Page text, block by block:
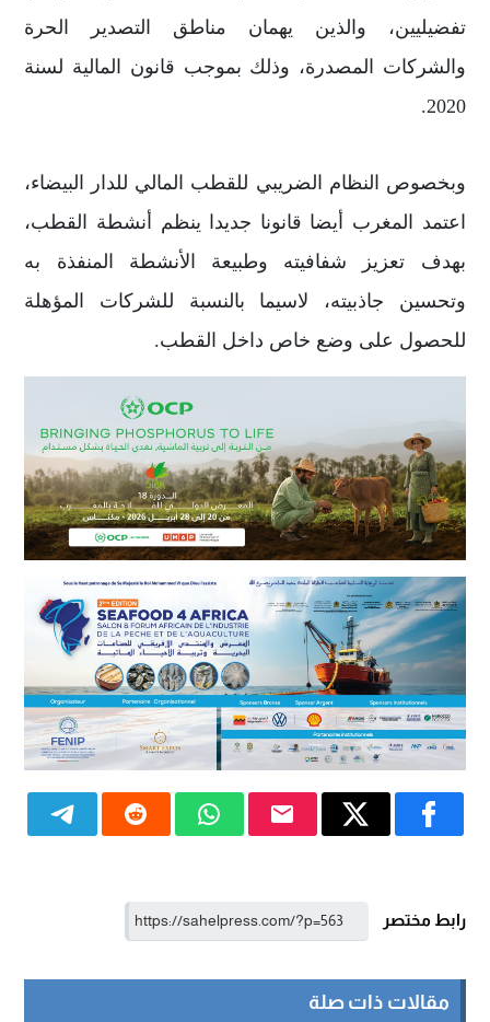
تفضيليين، والذين يهمان مناطق التصدير الحرة
والشركات المصدرة، وذلك بموجب قانون المالية لسنة
2020.
وبخصوص النظام الضريبي للقطب المالي للدار البيضاء،
اعتمد المغرب أيضا قانونا جديدا ينظم أنشطة القطب،
بهدف تعزيز شفافيته وطبيعة الأنشطة المنفذة به
وتحسين جاذبيته، لاسيما بالنسبة للشركات المؤهلة
للحصول على وضع خاص داخل القطب.
رابط مختصر
مقالات ذات صلة